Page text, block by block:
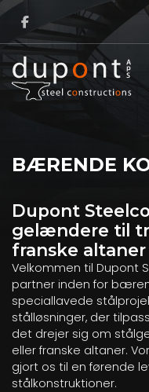
Gå
hovedindhold
BÆRENDE
Dupont
gelændere til
franske altaner
Velkommen til Dupont
partner inden for
speciallavede
stålløsninger, der
det drejer sig om
eller franske altaner.
gjort os til en førende
stålkonstruktioner.